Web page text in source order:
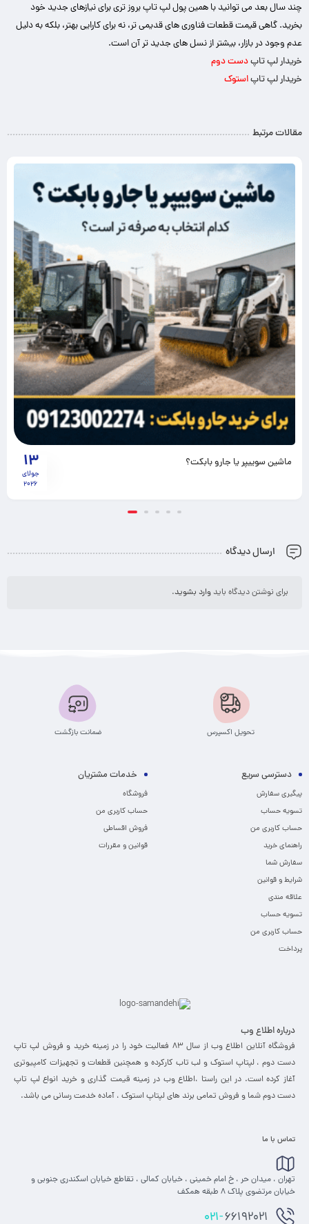
چند سال بعد می توانید با همین پول لپ تاپ بروز تری برای نیازهای جدید خود
بخرید. گاهی قیمت قطعات فناوری های قدیمی تر، نه برای کارایی بهتر، بلکه به دلیل
عدم وجود در بازار، بیشتر از نسل های جدید تر آن است.
خریدار لپ تاپدست دوم
خریدار لپ تاپاستوک
مقالات مرتبط
13
جولای
2026
ماشین سوییپر یا جارو بابکت؟
ارسال دیدگاه
برای نوشتن دیدگاه بایدوارد بشوید.
تحویل اکسپرس ضمانت بازگشت
دسترسی سریع
پیگیری سفارش
تسویه حساب
حساب کاربری من
راهنمای خرید
سفارش شما
شرایط و قوانین
علاقه مندی
تسویه حساب
حساب کاربری من
پرداخت
خدمات مشتریان
فروشگاه
حساب کاربری من
فروش اقساطی
قوانین و مقررات
درباره اطلاع وب
فروشگاه آنلاین اطلاع وب از سال 83 فعالیت خود را در زمینه خرید و فروش لپ تاپ
دست دوم ، لپتاپ استوک و لب تاب کارکرده و همچنین قطعات و تجهیزات کامپیوتری
آغاز کرده است. در این راستا ،‌اطلاع وب در زمینه قیمت گذاری و خرید انواع لپ تاپ
دست دوم شما و فروش تمامی برند های لپتاپ استوک ، آماده خدمت رسانی می باشد.
تماس با ما
تهران ، میدان حر ، خ امام خمینی ، خیابان کمالی ، تقاطع خیابان اسکندری جنوبی و
خیابان مرتضوی پلاک 8 طبقه همکف
021-66192021